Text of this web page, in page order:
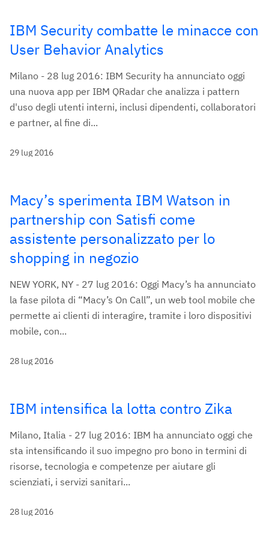
IBM Security combatte le minacce con
User Behavior Analytics
Milano - 28 lug 2016: IBM Security ha annunciato oggi
una nuova app per IBM QRadar che analizza i pattern
d'uso degli utenti interni, inclusi dipendenti, collaboratori
e partner, al fine di...
29 lug 2016
Macy’s sperimenta IBM Watson in
partnership con Satisfi come
assistente personalizzato per lo
shopping in negozio
NEW YORK, NY - 27 lug 2016: Oggi Macy’s ha annunciato
la fase pilota di “Macy’s On Call”, un web tool mobile che
permette ai clienti di interagire, tramite i loro dispositivi
mobile, con...
28 lug 2016
IBM intensifica la lotta contro Zika
Milano, Italia - 27 lug 2016: IBM ha annunciato oggi che
sta intensificando il suo impegno pro bono in termini di
risorse, tecnologia e competenze per aiutare gli
scienziati, i servizi sanitari...
28 lug 2016